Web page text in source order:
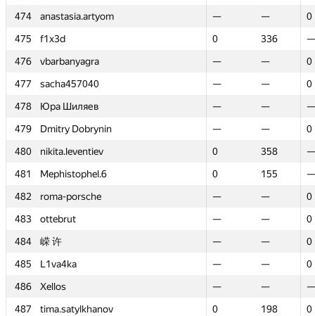
474
anastasia.artyom — —
0
475
f1x3d 0 336
—
476
vbarbanyagra — —
0
477
sacha457040 — —
0
478
Юра Шиляев — —
—
479
Dmitry Dobrynin — —
0
480
nikita.leventiev 0 358
—
481
Mephistophel.6 0 155
—
482
roma-porsche — —
0
483
ottebrut — —
0
484
嵘 许 — —
0
485
L1va4ka — —
0
486
Xellos — —
—
487
tima.satylkhanov 0 198
0
474
anastasia.artyom — —
0
475
f1x3d 0 336
—
476
vbarbanyagra — —
0
477
sacha457040 — —
0
478
Юра Шиляев — —
—
479
Dmitry Dobrynin — —
0
480
nikita.leventiev 0 358
—
481
Mephistophel.6 0 155
—
482
roma-porsche — —
0
483
ottebrut — —
0
484
嵘 许 — —
0
485
L1va4ka — —
0
486
Xellos — —
—
487
tima.satylkhanov 0 198
0